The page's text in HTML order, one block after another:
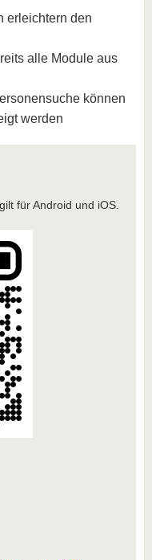
erleichtern den
alle Module aus
können
werden
für Android und iOS.